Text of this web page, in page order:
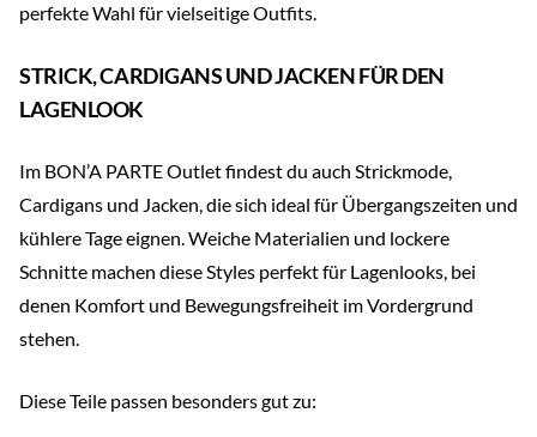
perfekte Wahl für vielseitige Outfits.
STRICK, CARDIGANS UND JACKEN FÜR DEN
LAGENLOOK
Im BON’A PARTE Outlet findest du auch Strickmode,
Cardigans und Jacken, die sich ideal für Übergangszeiten und
kühlere Tage eignen. Weiche Materialien und lockere
Schnitte machen diese Styles perfekt für Lagenlooks, bei
denen Komfort und Bewegungsfreiheit im Vordergrund
stehen.
Diese Teile passen besonders gut zu: